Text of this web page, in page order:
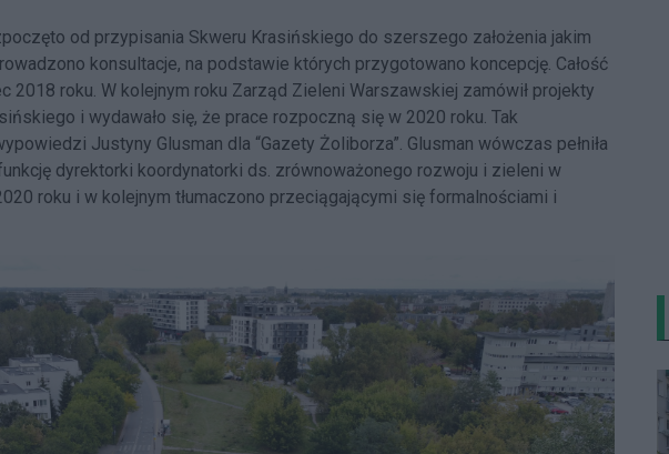
od przypisania Skweru Krasińskiego do szerszego założenia jakim
konsultacje, na podstawie których przygotowano koncepcję. Całość
2018 roku. W kolejnym roku Zarząd Zieleni Warszawskiej zamówił projekty
i wydawało się, że prace rozpoczną się w 2020 roku. Tak
Justyny Glusman dla “Gazety Żoliborza”. Glusman wówczas pełniła
dyrektorki koordynatorki ds. zrównoważonego rozwoju i zieleni w
roku i w kolejnym tłumaczono przeciągającymi się formalnościami i